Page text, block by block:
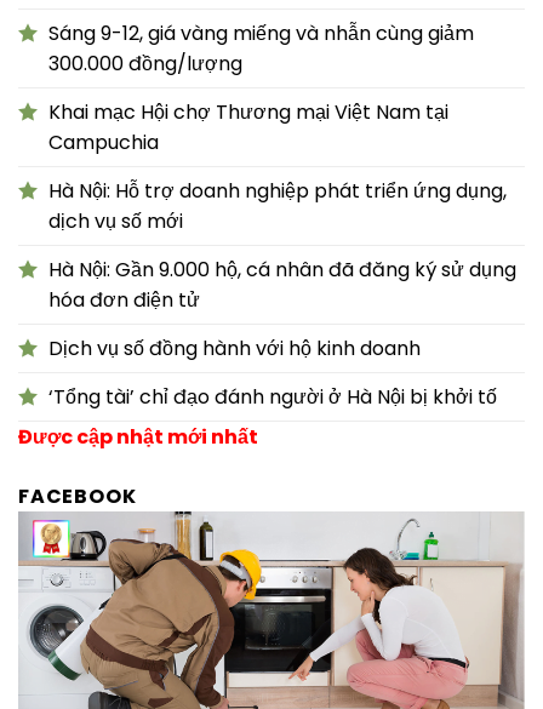
Sáng 9-12, giá vàng miếng và nhẫn cùng giảm
300.000 đồng/lượng
Khai mạc Hội chợ Thương mại Việt Nam tại
Campuchia
Hà Nội: Hỗ trợ doanh nghiệp phát triển ứng dụng,
dịch vụ số mới
Hà Nội: Gần 9.000 hộ, cá nhân đã đăng ký sử dụng
hóa đơn điện tử
Dịch vụ số đồng hành với hộ kinh doanh
‘Tổng tài’ chỉ đạo đánh người ở Hà Nội bị khởi tố
Được cập nhật mới nhất
FACEBOOK